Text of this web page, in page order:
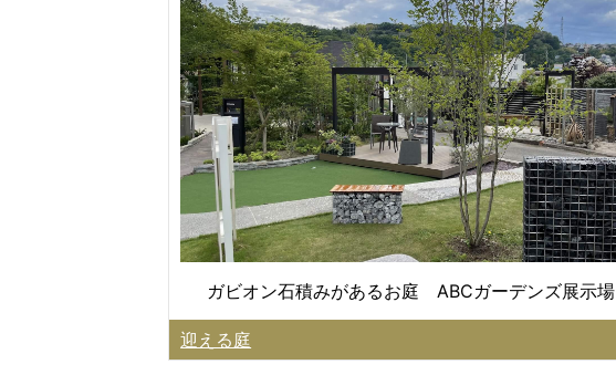
ガビオン石積みがあるお庭 ABCガーデンズ展示場
迎える庭